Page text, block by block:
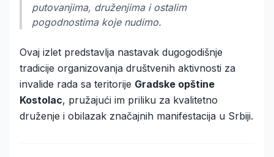
putovanjima, druženjima i ostalim
pogodnostima koje nudimo.
Ovaj izlet predstavlja nastavak dugogodišnje
tradicije organizovanja društvenih aktivnosti za
invalide rada sa teritorije Gradske opštine
Kostolac, pružajući im priliku za kvalitetno
druženje i obilazak značajnih manifestacija u Srbiji.